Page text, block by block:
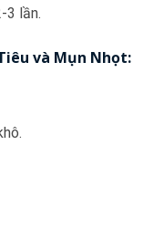
3 lần.
và Mụn Nhọt: